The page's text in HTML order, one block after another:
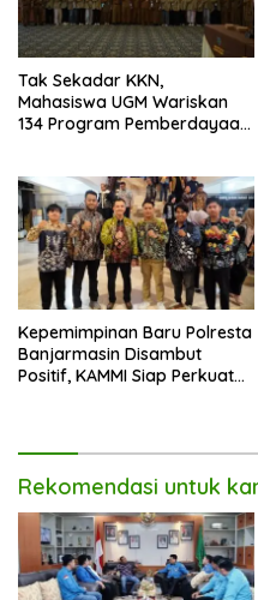
Tak Sekadar KKN,
Mahasiswa UGM Wariskan
134 Program Pemberdayaan
Kepemimpinan Baru Polresta
Banjarmasin Disambut
Positif, KAMMI Siap Perkuat
Rekomendasi untuk